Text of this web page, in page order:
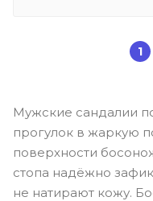
1
Мужские сандалии
прогулок в жаркую
поверхности
стопа надёжно
не натирают кожу.